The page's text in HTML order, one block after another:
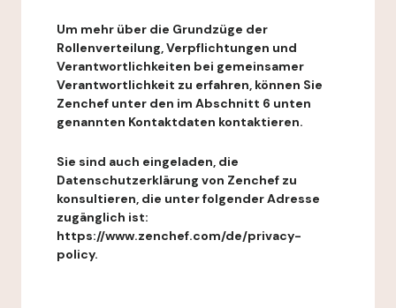
Um mehr über die Grundzüge der
Rollenverteilung, Verpflichtungen und
Verantwortlichkeiten bei gemeinsamer
Verantwortlichkeit zu erfahren, können Sie
Zenchef unter den im Abschnitt 6 unten
genannten Kontaktdaten kontaktieren.
Sie sind auch eingeladen, die
Datenschutzerklärung von Zenchef zu
konsultieren, die unter folgender Adresse
zugänglich ist:
https://www.zenchef.com/de/privacy-
policy.